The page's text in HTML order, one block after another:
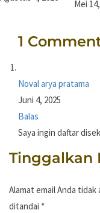
Mei
1
Noval arya pratama
Juni 4, 2025
Balas
Saya ingin daftar
Tinggalkan
Alamat email Anda tidak
ditandai *